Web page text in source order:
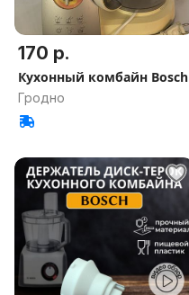
170 р.
Кухонный комбайн Bosch
Гродно